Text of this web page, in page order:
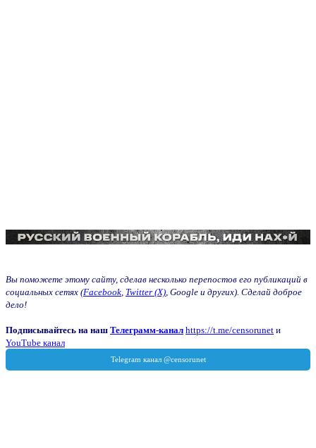
Вы поможете этому сайту, сделав несколько перепостов его публикаций в
социальных сетях (Facebook Twitter (X) , Google и других). Сделай доброе
дело!
Подписывайтесь на наш Телеграмм-канал https://t.me/censorunet и
YouTube канал